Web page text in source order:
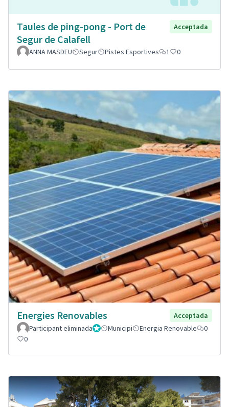
Taules de ping-pong - Port de
Segur de Calafell
Acceptada
ANNA MASDEU Segur Pistes Esportives 1 0
Energies Renovables
Acceptada
Participant eliminadaAdministrador
Municipi Energia Renovable
0
0